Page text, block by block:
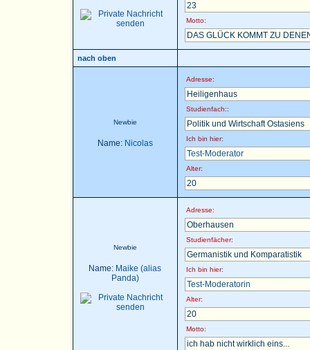
23
Motto:
DAS GLÜCK KOMMT ZU
nach oben
Newbie
Name: Nicolas
Adresse:
Heiligenhaus
Studienfach::
Politik und Wirtschaft Ostasiens
Ich bin hier:
Test-Moderator
Alter:
20
Newbie
Name: Maike (alias
Panda)
Adresse:
Oberhausen
Studienfächer:
Germanistik und Komparatistik
Ich bin hier:
Test-Moderatorin
Alter:
20
Motto:
ich hab nicht wirklich eins...